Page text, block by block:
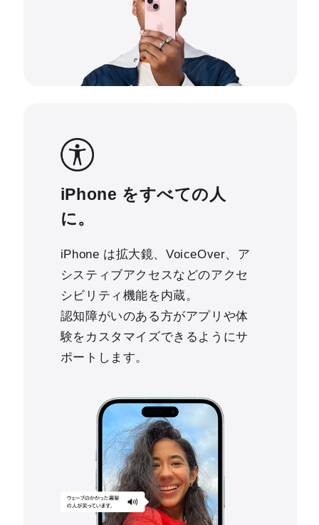
iPhone をすべての人
に。
iPhone は拡大鏡、VoiceOver、ア
システィブアクセスなどのアクセ
シビリティ機能を内蔵。
認知障がいのある方がアプリや体
験をカスタマイズできるようにサ
ポートします。